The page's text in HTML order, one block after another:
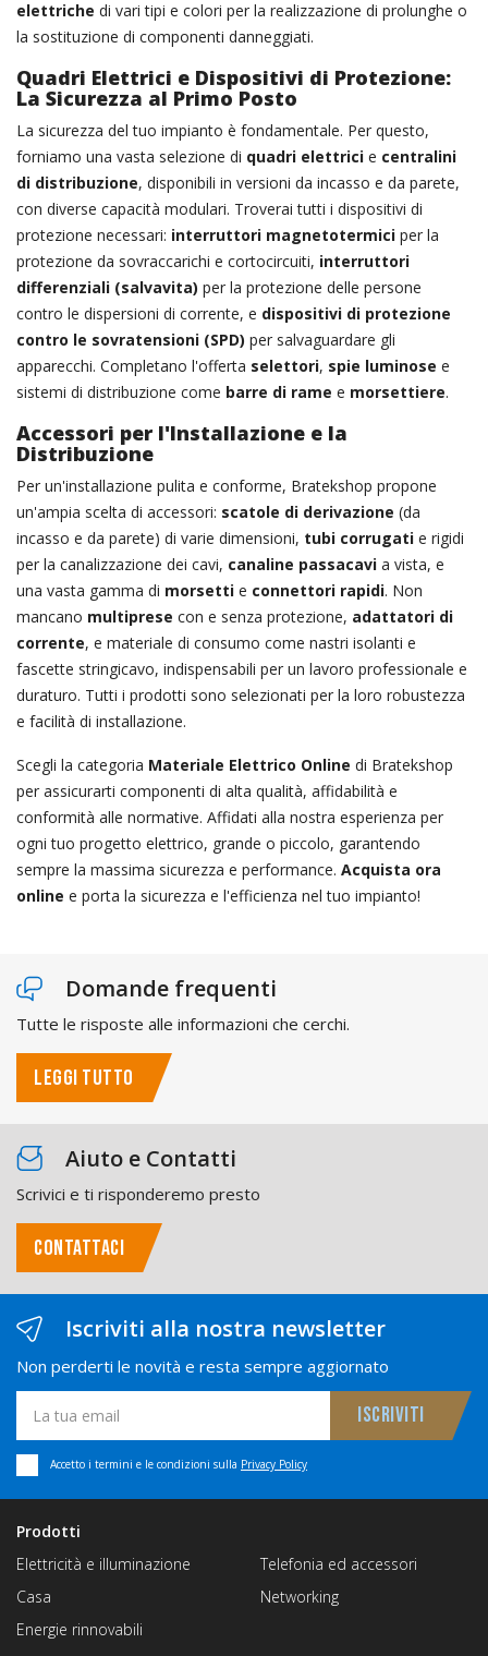
elettriche di vari tipi e colori per la realizzazione di prolunghe o
la sostituzione di componenti danneggiati.
Quadri Elettrici e Dispositivi di Protezione:
La Sicurezza al Primo Posto
La sicurezza del tuo impianto è fondamentale. Per questo,
forniamo una vasta selezione di quadri elettrici e centralini
di distribuzione, disponibili in versioni da incasso e da parete,
con diverse capacità modulari. Troverai tutti i dispositivi di
protezione necessari: interruttori magnetotermici per la
protezione da sovraccarichi e cortocircuiti, interruttori
differenziali (salvavita) per la protezione delle persone
contro le dispersioni di corrente, e dispositivi di protezione
contro le sovratensioni (SPD) per salvaguardare gli
apparecchi. Completano l'offerta selettori, spie luminose e
sistemi di distribuzione come barre di rame e morsettiere.
Accessori per l'Installazione e la
Distribuzione
Per un'installazione pulita e conforme, Bratekshop propone
un'ampia scelta di accessori: scatole di derivazione (da
incasso e da parete) di varie dimensioni, tubi corrugati e rigidi
per la canalizzazione dei cavi, canaline passacavi a vista, e
una vasta gamma di morsetti e connettori rapidi. Non
mancano multiprese con e senza protezione, adattatori di
corrente, e materiale di consumo come nastri isolanti e
fascette stringicavo, indispensabili per un lavoro professionale e
duraturo. Tutti i prodotti sono selezionati per la loro robustezza
e facilità di installazione.
Scegli la categoria Materiale Elettrico Online di Bratekshop
per assicurarti componenti di alta qualità, affidabilità e
conformità alle normative. Affidati alla nostra esperienza per
ogni tuo progetto elettrico, grande o piccolo, garantendo
sempre la massima sicurezza e performance. Acquista ora
online e porta la sicurezza e l'efficienza nel tuo impianto!
Domande frequenti
Tutte le risposte alle informazioni che cerchi.
LEGGI TUTTO
Aiuto e Contatti
Scrivici e ti risponderemo presto
CONTATTACI
Iscriviti alla nostra newsletter
Non perderti le novità e resta sempre aggiornato
Accetto i termini e le condizioni sulla Privacy Policy
Prodotti
Elettricità e illuminazione
Casa
Energie rinnovabili
Telefonia ed accessori
Networking